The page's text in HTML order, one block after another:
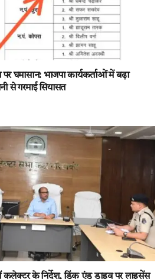
पर घमासान: भाजपा कार्यकर्ताओं में बढ़ा
से गरमाई सियासत
के निर्देश, ड्रिंक एंड ड्राइव पर लाइसेंस